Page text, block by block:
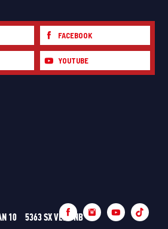
FACEBOOK
YOUTUBE
10 5363 SX VELP NB